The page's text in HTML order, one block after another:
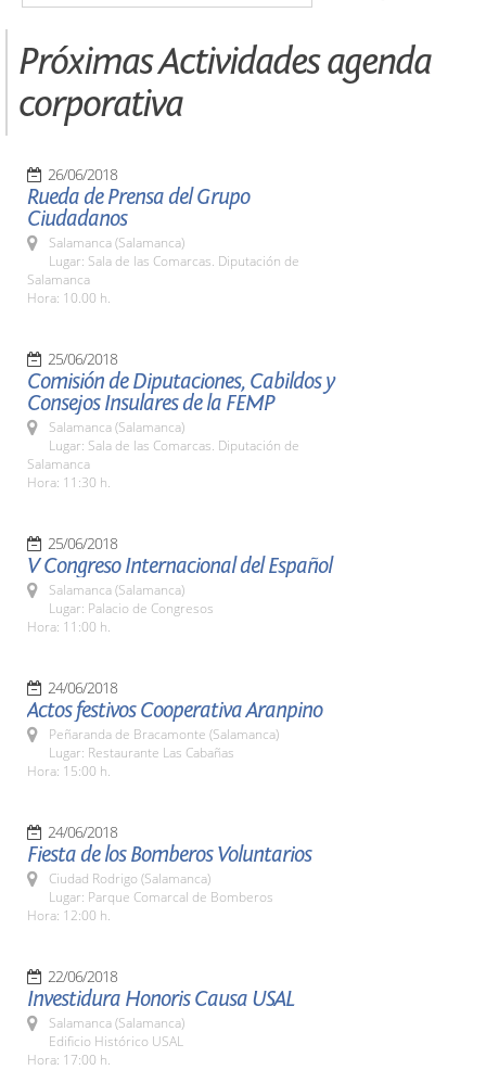
Próximas Actividades agenda
corporativa
26/06/2018
Rueda de Prensa del Grupo
Ciudadanos
Salamanca (Salamanca)
Lugar: Sala de las Comarcas. Diputación de
Salamanca
Hora: 10.00 h.
25/06/2018
Comisión de Diputaciones, Cabildos y
Consejos Insulares de la FEMP
Salamanca (Salamanca)
Lugar: Sala de las Comarcas. Diputación de
Salamanca
Hora: 11:30 h.
25/06/2018
V Congreso Internacional del Español
Salamanca (Salamanca)
Lugar: Palacio de Congresos
Hora: 11:00 h.
24/06/2018
Actos festivos Cooperativa Aranpino
Peñaranda de Bracamonte (Salamanca)
Lugar: Restaurante Las Cabañas
Hora: 15:00 h.
24/06/2018
Fiesta de los Bomberos Voluntarios
Ciudad Rodrigo (Salamanca)
Lugar: Parque Comarcal de Bomberos
Hora: 12:00 h.
22/06/2018
Investidura Honoris Causa USAL
Salamanca (Salamanca)
Edificio Histórico USAL
Hora: 17:00 h.